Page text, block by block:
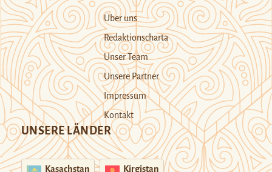
Über uns
Redaktionscharta
Unser Team
Unsere Partner
Impressum
Kontakt
UNSERE LÄNDER
Kasachstan Kirgistan